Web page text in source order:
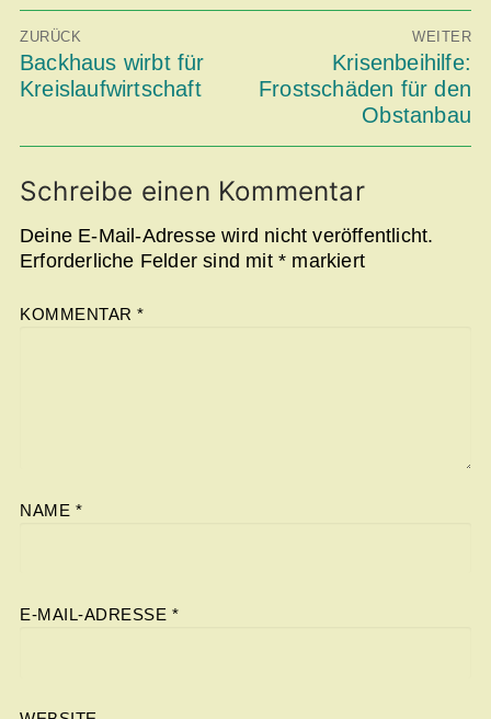
Beitragsnavigation
ZURÜCK
Vorheriger
Beitrag:
Backhaus wirbt für
Kreislauf­wirtschaft
WEITER
Nächster
Beitrag:
Krisenbeihilfe:
Frostschäden für den
Obstanbau
Schreibe einen Kommentar
Deine E-Mail-Adresse wird nicht veröffentlicht.
Erforderliche Felder sind mit * markiert
KOMMENTAR *
NAME *
E-MAIL-ADRESSE *